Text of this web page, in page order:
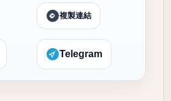
複製連結
Telegram